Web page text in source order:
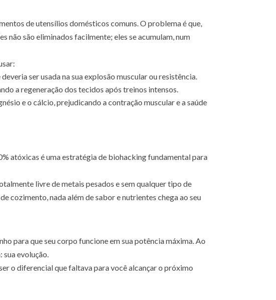
de utensílios domésticos comuns. O problema é que,
não são eliminados facilmente; eles se acumulam, num
ser usada na sua explosão muscular ou resistência.
a regeneração dos tecidos após treinos intensos.
e o cálcio, prejudicando a contração muscular e a saúde
atóxicas é uma estratégia de biohacking fundamental para
livre de metais pesados e sem qualquer tipo de
cozimento, nada além de sabor e nutrientes chega ao seu
para que seu corpo funcione em sua potência máxima. Ao
sua evolução.
o diferencial que faltava para você alcançar o próximo